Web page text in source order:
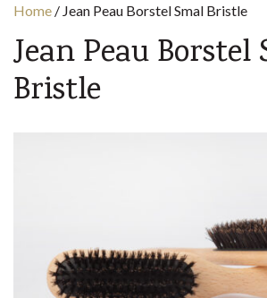
Home / Jean Peau Borstel Smal Bristle
Jean Peau Borstel
Bristle